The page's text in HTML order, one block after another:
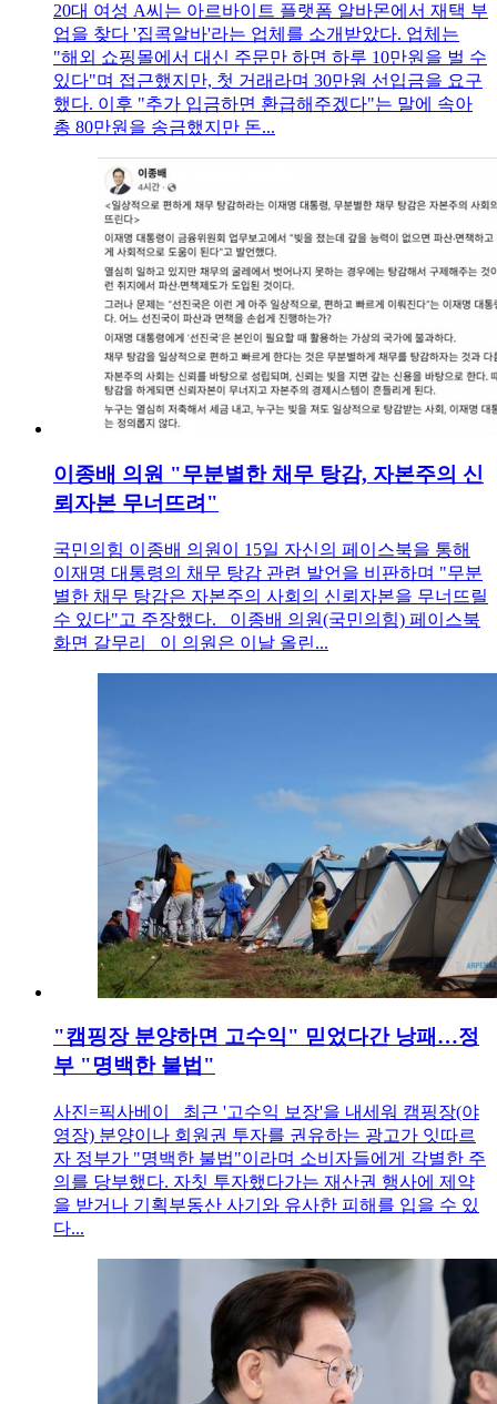
20대 여성 A씨는 아르바이트 플랫폼 알바몬에서 재택 부
업을 찾다 '집콕알바'라는 업체를 소개받았다. 업체는
"해외 쇼핑몰에서 대신 주문만 하면 하루 10만원을 벌 수
있다"며 접근했지만, 첫 거래라며 30만원 선입금을 요구
했다. 이후 "추가 입금하면 환급해주겠다"는 말에 속아
총 80만원을 송금했지만 돈...
이종배 의원 "무분별한 채무 탕감, 자본주의 신
뢰자본 무너뜨려"
국민의힘 이종배 의원이 15일 자신의 페이스북을 통해
이재명 대통령의 채무 탕감 관련 발언을 비판하며 "무분
별한 채무 탕감은 자본주의 사회의 신뢰자본을 무너뜨릴
수 있다"고 주장했다. 이종배 의원(국민의힘) 페이스북
화면 갈무리 이 의원은 이날 올린...
"캠핑장 분양하면 고수익" 믿었다간 낭패…정
부 "명백한 불법"
사진=픽사베이 최근 '고수익 보장'을 내세워 캠핑장(야
영장) 분양이나 회원권 투자를 권유하는 광고가 잇따르
자 정부가 "명백한 불법"이라며 소비자들에게 각별한 주
의를 당부했다. 자칫 투자했다가는 재산권 행사에 제약
을 받거나 기획부동산 사기와 유사한 피해를 입을 수 있
다...